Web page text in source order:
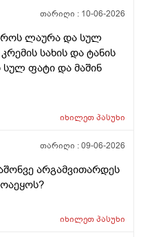
თარიღი : 10-06-2026
ლაურა და სულ
სახის და ტანის
ფატი და მაშინ
იხილეთპასუხი
თარიღი :09-06-2026
არგამვითარდეს
იხილეთპასუხი